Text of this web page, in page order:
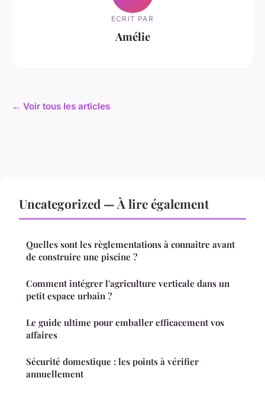
ECRIT PAR
Amélie
← Voir tous les articles
Uncategorized — À lire également
Quelles sont les règlementations à connaître avant
de construire une piscine ?
Comment intégrer l'agriculture verticale dans un
petit espace urbain ?
Le guide ultime pour emballer efficacement vos
affaires
Sécurité domestique : les points à vérifier
annuellement